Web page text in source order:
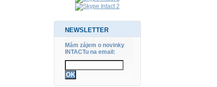
NEWSLETTER
Mám zájem o novinky
INTACTu na email: